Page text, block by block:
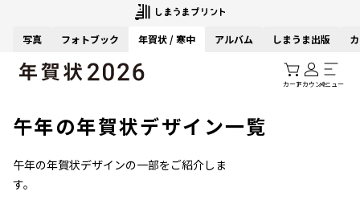
写真 フォトブック 年賀状 / 寒中 アルバム しまうま出版
カートアカウントメニュー
午年の年賀状デザイン一覧
午年の年賀状デザインの一部をご紹介しま
す。